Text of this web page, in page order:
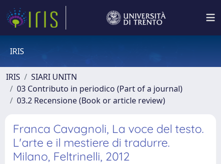
IRIS
IRIS
SIARI UNITN
03 Contributo in periodico (Part of a journal)
03.2 Recensione (Book or article review)
Franca Cavagnoli, La voce del testo.
L'arte e il mestiere di tradurre.
Milano, Feltrinelli, 2012